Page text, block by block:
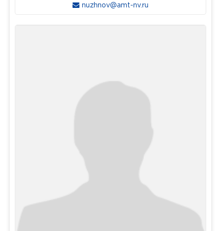
nuzhnov@amt-nv.ru